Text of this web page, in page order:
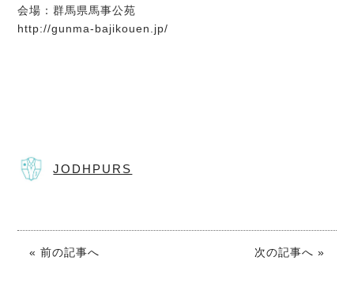
会場：群馬県馬事公苑
http://gunma-bajikouen.jp/
JODHPURS
« 前の記事へ 次の記事へ »